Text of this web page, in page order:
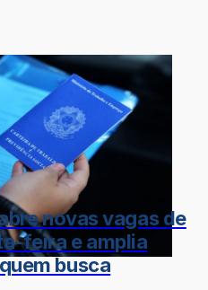
novas vagas de
feira e amplia
busca